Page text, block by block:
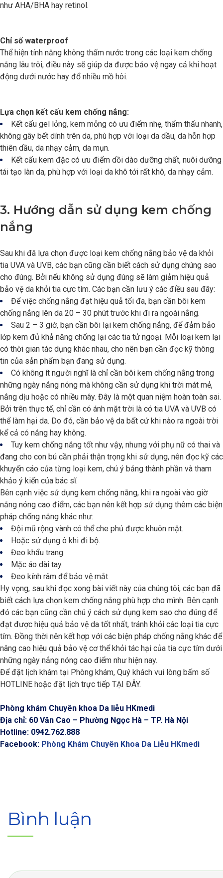
như AHA/BHA hay retinol.
Chỉ số waterproof
Thể hiện tính năng không thấm nước trong các loại kem chống
nắng lâu trôi, điều này sẽ giúp da được bảo vệ ngay cả khi hoạt
động dưới nước hay đổ nhiều mồ hôi.
Lựa chọn kết cấu kem chống nắng:
Kết cấu gel lỏng, kem mỏng có ưu điểm nhẹ, thẩm thấu nhanh,
không gây bết dính trên da, phù hợp với loại da dầu, da hỗn hợp
thiên dầu, da nhạy cảm, da mụn.
Kết cấu kem đặc có ưu điểm dồi dào dưỡng chất, nuôi dưỡng
tái tạo làn da, phù hợp với loại da khô tới rất khô, da nhạy cảm.
3. Hướng dẫn sử dụng kem chống
nắng
Sau khi đã lựa chọn được loại kem chống nắng bảo vệ da khỏi
tia UVA và UVB, các bạn cũng cần biết cách sử dụng chúng sao
cho đúng. Bởi nếu không sử dụng đúng sẽ làm giảm hiệu quả
bảo vệ da khỏi tia cực tím. Các bạn cần lưu ý các điều sau đây:
Để việc chống nắng đạt hiệu quả tối đa, bạn cần bôi kem
chống nắng lên da 20 – 30 phút trước khi đi ra ngoài nắng.
Sau 2 – 3 giờ, bạn cần bôi lại kem chống nắng, để đảm bảo
lớp kem đủ khả năng chống lại các tia tử ngoại. Mỗi loại kem lại
có thời gian tác dụng khác nhau, cho nên bạn cần đọc kỹ thông
tin của sản phẩm bạn đang sử dụng.
Có không ít người nghĩ là chỉ cần bôi kem chống nắng trong
những ngày nắng nóng mà không cần sử dụng khi trời mát mẻ,
nắng dịu hoặc có nhiều mây. Đây là một quan niệm hoàn toàn sai.
Bởi trên thực tế, chỉ cần có ánh mặt trời là có tia UVA và UVB có
thể làm hại da. Do đó, cần bảo vệ da bất cứ khi nào ra ngoài trời
kể cả có nắng hay không.
Tuy kem chống nắng tốt như vậy, nhưng với phụ nữ có thai và
đang cho con bú cần phải thận trọng khi sử dụng, nên đọc kỹ các
khuyến cáo của từng loại kem, chú ý bảng thành phần và tham
khảo ý kiến của bác sĩ.
Bên cạnh việc sử dụng kem chống nắng, khi ra ngoài vào giờ
nắng nóng cao điểm, các bạn nên kết hợp sử dụng thêm các biện
pháp chống nắng khác như:
Đội mũ rộng vành có thể che phủ được khuôn mặt.
Hoặc sử dụng ô khi đi bộ.
Đeo khẩu trang.
Mặc áo dài tay.
Đeo kính râm để bảo vệ mắt
Hy vọng, sau khi đọc xong bài viết này của chúng tôi, các bạn đã
biết cách lựa chọn kem chống nắng phù hợp cho mình. Bên cạnh
đó các bạn cũng cần chú ý cách sử dụng kem sao cho đúng để
đạt được hiệu quả bảo vệ da tốt nhất, tránh khỏi các loại tia cực
tím. Đồng thời nên kết hợp với các biện pháp chống nắng khác để
nâng cao hiệu quả bảo vệ cơ thể khỏi tác hại của tia cực tím dưới
những ngày nắng nóng cao điểm như hiện nay.
Để đặt lịch khám tại Phòng khám, Quý khách vui lòng bấm số
HOTLINE hoặc đặt lịch trực tiếp TẠI ĐÂY.
Phòng khám Chuyên khoa Da liễu HKmedi
Địa chỉ: 60 Văn Cao – Phường Ngọc Hà – TP. Hà Nội
Hotline: 0942.762.888
Facebook: Phòng Khám Chuyên Khoa Da Liễu HKmedi
Bình luận